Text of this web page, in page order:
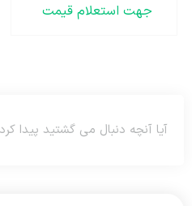
امتیاز
5.00
جهت استعلام قیمت